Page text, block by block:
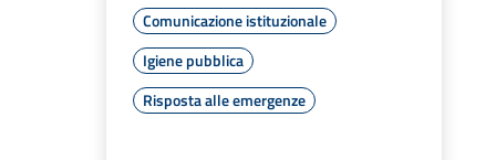
Comunicazione istituzionale
Igiene pubblica
Risposta alle emergenze